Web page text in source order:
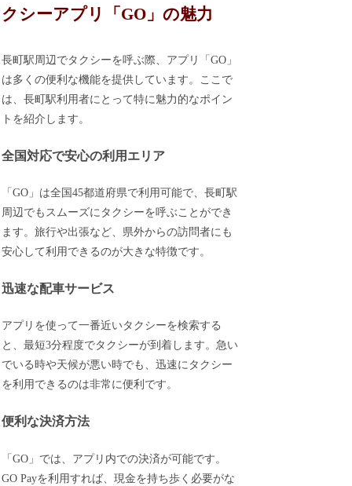
クシーアプリ「GO」の魅力
長町駅周辺でタクシーを呼ぶ際、アプリ「GO」
は多くの便利な機能を提供しています。ここで
は、長町駅利用者にとって特に魅力的なポイン
トを紹介します。
全国対応で安心の利用エリア
「GO」は全国45都道府県で利用可能で、長町駅
周辺でもスムーズにタクシーを呼ぶことができ
ます。旅行や出張など、県外からの訪問者にも
安心して利用できるのが大きな特徴です。
迅速な配車サービス
アプリを使って一番近いタクシーを検索する
と、最短3分程度でタクシーが到着します。急い
でいる時や天候が悪い時でも、迅速にタクシー
を利用できるのは非常に便利です。
便利な決済方法
「GO」では、アプリ内での決済が可能です。
GO Payを利用すれば、現金を持ち歩く必要がな